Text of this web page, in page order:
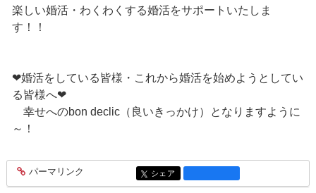
楽しい婚活・わくわくする婚活をサポートいたしま
す！！
❤婚活をしている皆様・これから婚活を始めようとしてい
る皆様へ❤
幸せへのbon declic（良いきっかけ）となりますように
～！
entry1333
パーマリンク entry1333
シェア